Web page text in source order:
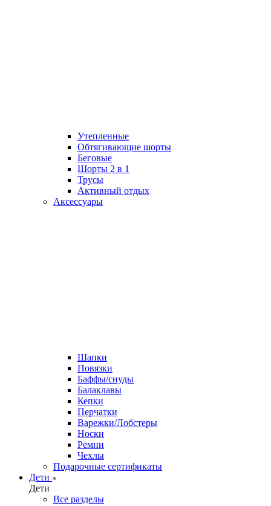
Утепленные
Обтягивающие шорты
Беговые
Шорты 2 в 1
Трусы
Активный отдых
Аксессуары
Шапки
Повязки
Баффы/снуды
Балаклавы
Кепки
Перчатки
Варежки/Лобстеры
Носки
Ремни
Чехлы
Подарочные сертификаты
Дети
Дети
Все разделы